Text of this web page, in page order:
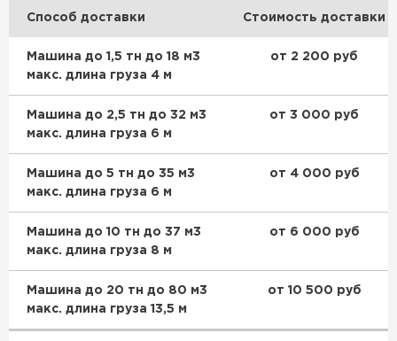
Способ доставки Стоимость доставки
Машина до 1,5 тн до 18 м3
макс. длина груза 4 м
от 2 200 руб
Машина до 2,5 тн до 32 м3
макс. длина груза 6 м
от 3 000 руб
Машина до 5 тн до 35 м3
макс. длина груза 6 м
от 4 000 руб
Машина до 10 тн до 37 м3
макс. длина груза 8 м
от 6 000 руб
Машина до 20 тн до 80 м3
макс. длина груза 13,5 м
от 10 500 руб